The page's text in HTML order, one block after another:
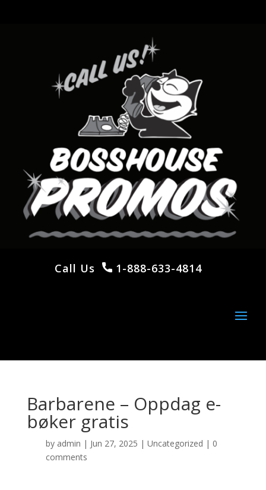
Call Us 1-888-633-4814
Barbarene – Oppdag e-
bøker gratis
by admin | Jun 27, 2025 | Uncategorized | 0
comments